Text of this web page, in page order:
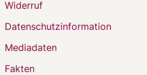
Widerruf
Datenschutzinformation
Mediadaten
Fakten